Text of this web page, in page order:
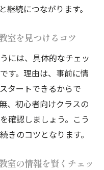
継続につながります。
室を見つけるコツ
には、具体的なチェッ
す。理由は、事前に情
タートできるからで
、初心者向けクラスの
確認しましょう。こう
きのコツとなります。
室の情報を賢くチェッ